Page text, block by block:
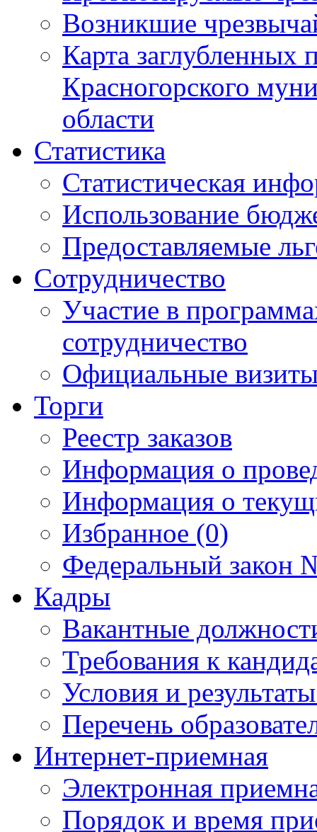
Возникшие
Карта
Красногорского
области
Статистика
Статистическая
Использование
Предоставляемые
Сотрудничество
Участие в
сотрудничество
Официальные
Торги
Реестр заказов
Информация о
Информация о
Избранное (0)
Федеральный закон
Кадры
Вакантные
Требования к
Условия и
Перечень
Интернет-приемная
Электронная
Порядок и время